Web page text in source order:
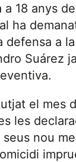
a 18 anys
ha
defensa a
Suárez
el mes
les
nou